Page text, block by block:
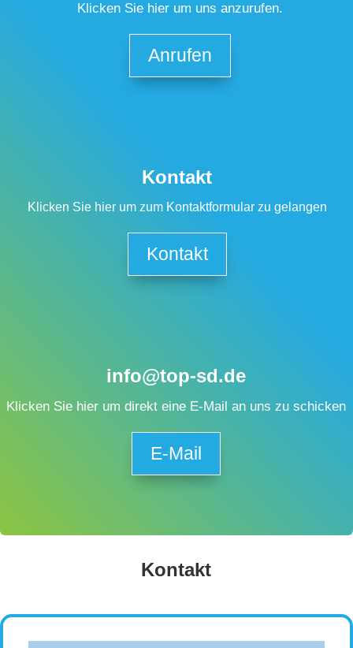
Klicken Sie hier um uns anzurufen.
Anrufen
Kontakt
Klicken Sie hier um zum Kontaktformular zu gelangen
Kontakt
info@top-sd.de
Klicken Sie hier um direkt eine E-Mail an uns zu schicken
E-Mail
Kontakt